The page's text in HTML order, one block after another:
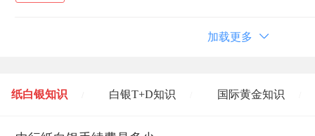
加载更多
纸白银知识 白银T+D知识 国际黄金知识